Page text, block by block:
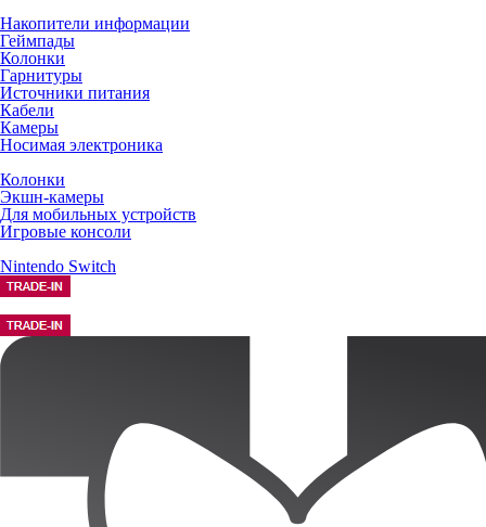
Накопители информации
Геймпады
Колонки
Гарнитуры
Источники питания
Кабели
Камеры
Носимая электроника
Колонки
Экшн-камеры
Для мобильных устройств
Игровые консоли
Nintendo Switch